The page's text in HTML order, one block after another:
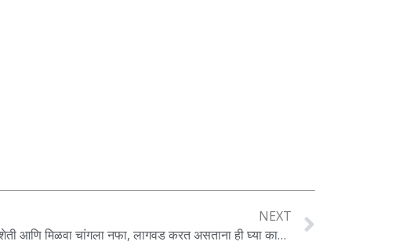
NEXT
शेतकऱ्यांनो या पिकाची करा शेती आणि मिळवा चांगला नफा, लागवड करत असताना ही घ्या काळजी ?